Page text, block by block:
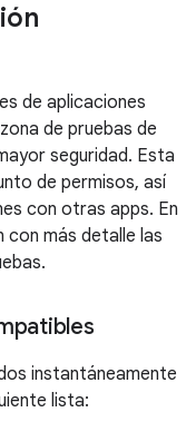
de aplicaciones
de pruebas de
seguridad. Esta
de permisos, así
con otras apps. En
con más detalle las
instantáneamente
lista: